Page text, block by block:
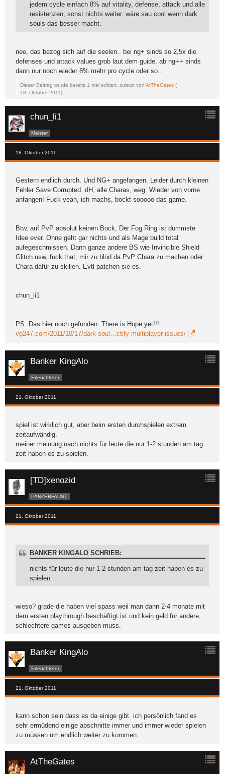
jedem cycle einfach 8% auf vitality, defense, attack und alle
resistenzen, sonst nichts weiter. wäre sau cool wenn dark
souls das besser macht.
nee, das bezog sich auf die seelen.. bei ng+ sinds so 2,5x die
defenses und attack values grob laut dem guide, ab ng++ sinds
dann nur noch wieder 8% mehr pro cycle oder so..
Dieser Beitrag wurde bereits 1 mal editiert, zuletzt von AtTheGates (
18. Oktober 2011)
chun_li1
Meister
18. Oktober 2011
Gestern endlich durch. Und NG+ angefangen. Leider durch kleinen
Fehler Save Corrupted. dH, alle Charas, weg. Wieder von vorne
anfangen! Fuck yeah, ich machs, bockt sooooo das game.
Btw, auf PvP absolut keinen Bock, Der Fog Ring ist dümmste
Idee ever. Ohne geht gar nichts und als Mage build total
aufegeschmissen. Dann ganze andere BS wie Invincible Shield
Glitch usw, fuck that, mir zu blöd da PvP Chara zu machen oder
Chara dafür zu skillen. Evtl patchen sie es.
chun_li1
PS. Das hier noch gefunden. There is Hope yet!!!
vg247.com/2011/10/17/dark-soul…ctify-multiplayer-issues/
Banker KingAlo
Erleuchteter
21. Oktober 2011
spiel ist wirklich gut, aber beim ersten durchspielen extrem
zeitaufwändig.
meiner meinung nach nichts für leute die nur 1-2 stunden am tag
zeit haben es zu spielen.
[TD]xenozid
PANZERFAUST
21. Oktober 2011
BANKER KINGALO SCHRIEB:
nichts für leute die nur 1-2 stunden am tag zeit haben es zu
spielen.
wieso? grade die haben viel spass weil man dann 2-4 monate mit
dem ersten playthrough beschäftigt ist und kein geld für andere,
schlechtere games ausgeben muss.
Banker KingAlo
Erleuchteter
21. Oktober 2011
kann schon sein dass es da einige gibt. ich persönlich fand es
sehr ermüdend einige abschnitte immer und immer wieder spielen
zu müssen um endlich weiter zu kommen.
AtTheGates